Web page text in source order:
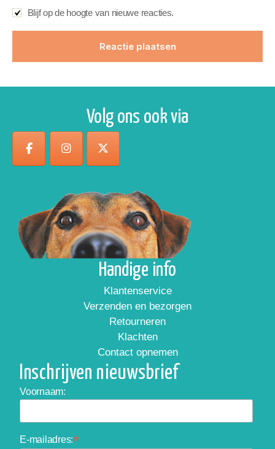
Blijf op de hoogte van nieuwe reacties.
Volg ons ook via
Handige info
Klantenservice
Verzenden en bezorgen
Retourneren
Klachten
Contact opnemen
Inschrijven nieuwsbrief
Voornaam:
E-mailadres:*